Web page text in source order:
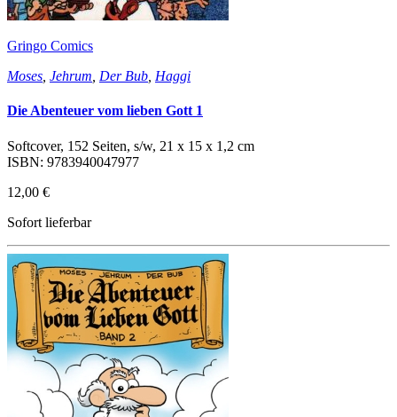
Gringo Comics
Moses Jehrum Der Bub Haggi
Die Abenteuer vom lieben Gott 1
Softcover, 152 Seiten, s/w, 21 x 15 x 1,2 cm
ISBN: 9783940047977
12,00 €
Sofort lieferbar